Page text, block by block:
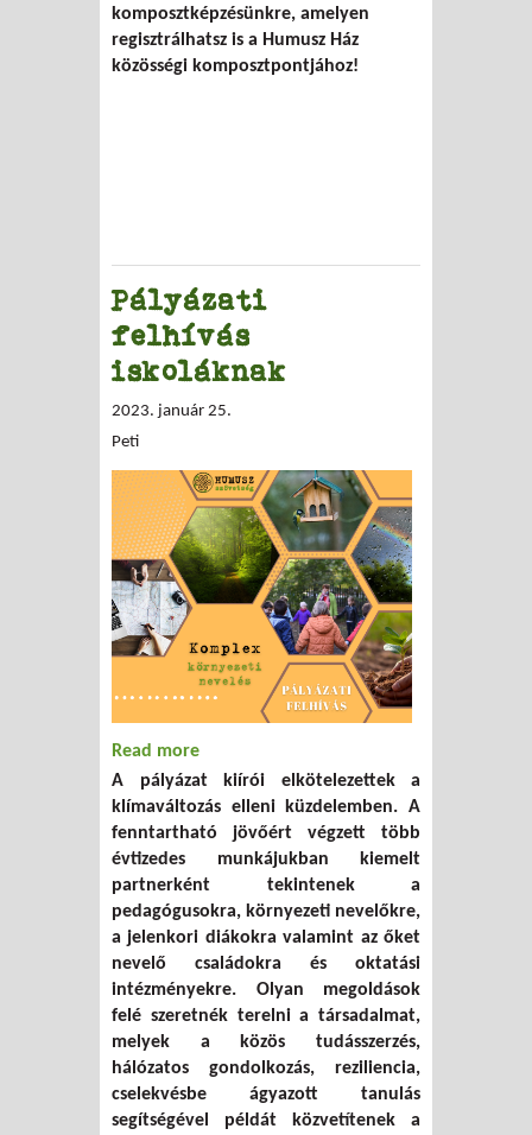
komposztképzésünkre, amelyen
regisztrálhatsz is a Humusz Ház
közösségi komposztpontjához!
Pályázati
felhívás
iskoláknak
2023. január 25.
Peti
Read more
A pályázat kiírói elkötelezettek a
klímaváltozás elleni küzdelemben. A
fenntartható jövőért végzett több
évtizedes munkájukban kiemelt
partnerként tekintenek a
pedagógusokra, környezeti nevelőkre,
a jelenkori diákokra valamint az őket
nevelő családokra és oktatási
intézményekre. Olyan megoldások
felé szeretnék terelni a társadalmat,
melyek a közös tudásszerzés,
hálózatos gondolkozás, reziliencia,
cselekvésbe ágyazott tanulás
segítségével példát közvetítenek a